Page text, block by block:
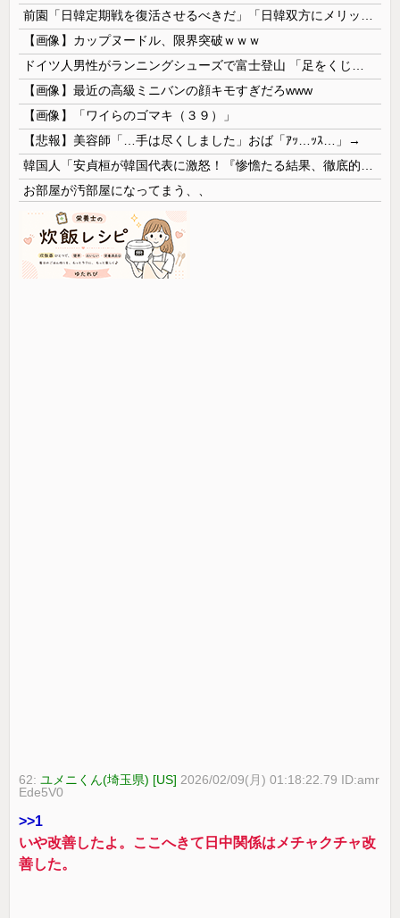
【画像】カップヌードル、限界突破ｗｗｗ
【画像】最近の高級ミニバンの顔キモすぎだろwww
【画像】「ワイらのゴマキ（３９）」
【悲報】美容師「…手は尽くしました」おば「ｱｯ…ｯｽ…」→
お部屋が汚部屋になってまう、、
62:ユメニくん(埼玉県) [US] 2026/02/09(月) 01:18:22.79 ID:amr
Ede5V0
>>1
いや改善したよ。ここへきて日中関係はメチャクチャ改
善した。